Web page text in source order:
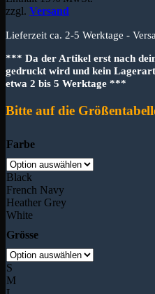
zzgl. Versand
Lieferzeit ca. 2-5 Werktage -
*** Da der Artikel erst nach
gedruckt wird und kein
etwa 2 bis 5 Werktage ***
Bitte auf die
Farbe
Black
French Navy
Heather Grey
White
Grösse
S
M